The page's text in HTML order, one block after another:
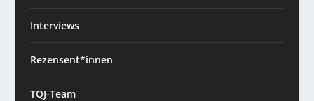
Interviews
Rezensent*innen
TQJ-Team